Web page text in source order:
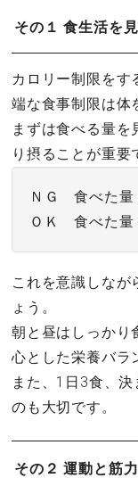
その１ 食生活を
カロリー制限をす
端な食事制限は体
まずは食べる量
り摂ることが重要
ＮＧ 食べた量
ＯＫ 食べた量
これを意識しなが
ょう。
朝と昼はしっかり
心とした栄養バラ
また、1日3食、
のも大切です。
その２ 運動と筋